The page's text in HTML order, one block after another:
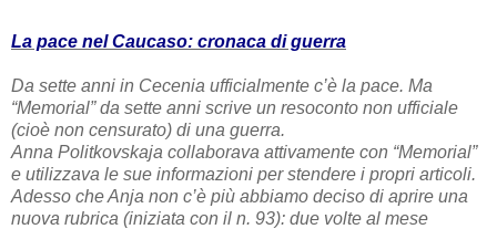
La pace nel Caucaso: cronaca di guerra
Da sette anni in Cecenia ufficialmente c’è la pace. Ma
“Memorial” da sette anni scrive un resoconto non ufficiale
(cioè non censurato) di una guerra.
Anna Politkovskaja collaborava attivamente con “Memorial”
e utilizzava le sue informazioni per stendere i propri articoli.
Adesso che Anja non c’è più abbiamo deciso di aprire una
nuova rubrica (iniziata con il n. 93): due volte al mese